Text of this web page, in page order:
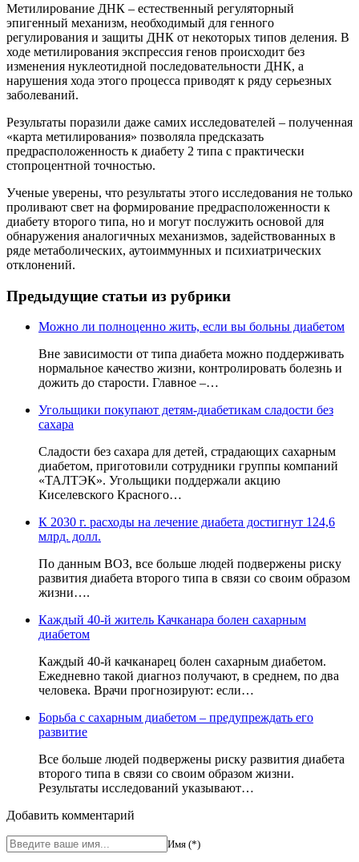
Метилирование ДНК – естественный регуляторный
эпигенный механизм, необходимый для генного
регулирования и защиты ДНК от некоторых типов деления. В
ходе метилирования экспрессия генов происходит без
изменения нуклеотидной последовательности ДНК, а
нарушения хода этого процесса приводят к ряду серьезных
заболеваний.
Результаты поразили даже самих исследователей – полученная
«карта метилирования» позволяла предсказать
предрасположенность к диабету 2 типа с практически
стопроцентной точностью.
Ученые уверены, что результаты этого исследования не только
проливают свет на формирование предрасположенности к
диабету второго типа, но и могут послужить основой для
обнаружения аналогичных механизмов, задействованных в
ряде метаболических, аутоиммунных и психиатрических
отклонений.
Предыдущие статьи из рубрики
Можно ли полноценно жить, если вы больны диабетом
Вне зависимости от типа диабета можно поддерживать
нормальное качество жизни, контролировать болезнь и
дожить до старости. Главное –…
Угольщики покупают детям-диабетикам сладости без
сахара
Сладости без сахара для детей, страдающих сахарным
диабетом, приготовили сотрудники группы компаний
«ТАЛТЭК». Угольщики поддержали акцию
Киселевского Красного…
К 2030 г. расходы на лечение диабета достигнут 124,6
млрд. долл.
По данным ВОЗ, все больше людей подвержены риску
развития диабета второго типа в связи со своим образом
жизни….
Каждый 40-й житель Качканара болен сахарным
диабетом
Каждый 40-й качканарец болен сахарным диабетом.
Ежедневно такой диагноз получают, в среднем, по два
человека. Врачи прогнозируют: если…
Борьба с сахарным диабетом – предупреждать его
развитие
Все больше людей подвержены риску развития диабета
второго типа в связи со своим образом жизни.
Результаты исследований указывают…
Добавить комментарий
Имя (*)